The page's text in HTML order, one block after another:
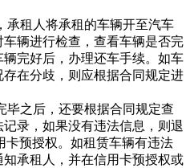
承租人将承租的车辆开至汽车
辆进行检查，查看车辆是否完
完好后，办理还车手续。如车
在分歧，则应根据合同规定进
之后，还要根据合同规定查
录，如果没有违法信息，则退
卡预授权。如租赁车辆有违法
承租人，并在信用卡预授权或